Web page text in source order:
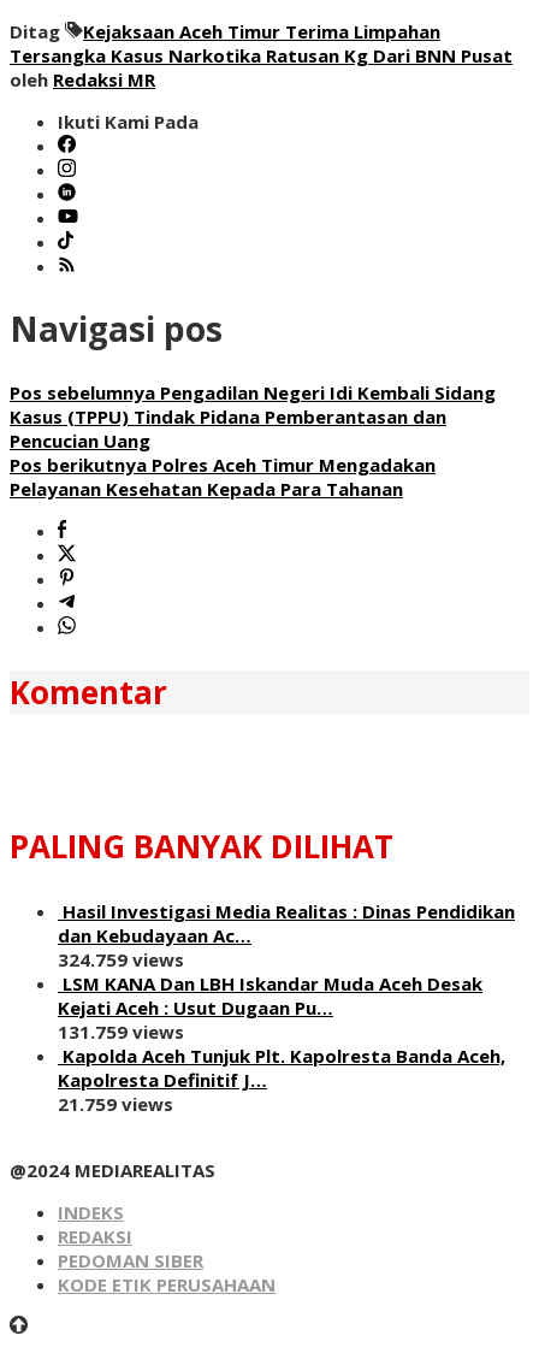
Ditag
Kejaksaan Aceh Timur Terima Limpahan
Tersangka Kasus Narkotika Ratusan Kg Dari BNN Pusat
oleh Redaksi MR
Ikuti Kami Pada
Navigasi pos
Pos sebelumnya Pengadilan Negeri Idi Kembali Sidang
Kasus (TPPU) Tindak Pidana Pemberantasan dan
Pencucian Uang
Pos berikutnya Polres Aceh Timur Mengadakan
Pelayanan Kesehatan Kepada Para Tahanan
Komentar
PALING BANYAK DILIHAT
Hasil Investigasi Media Realitas : ‎Dinas Pendidikan
dan Kebudayaan Ac…
324.759 views
LSM KANA Dan LBH Iskandar Muda Aceh Desak
Kejati Aceh : Usut Dugaan Pu…
131.759 views
Kapolda Aceh Tunjuk Plt. Kapolresta Banda Aceh,
Kapolresta Definitif J…
21.759 views
@2024 MEDIAREALITAS
INDEKS
REDAKSI
PEDOMAN SIBER
KODE ETIK PERUSAHAAN